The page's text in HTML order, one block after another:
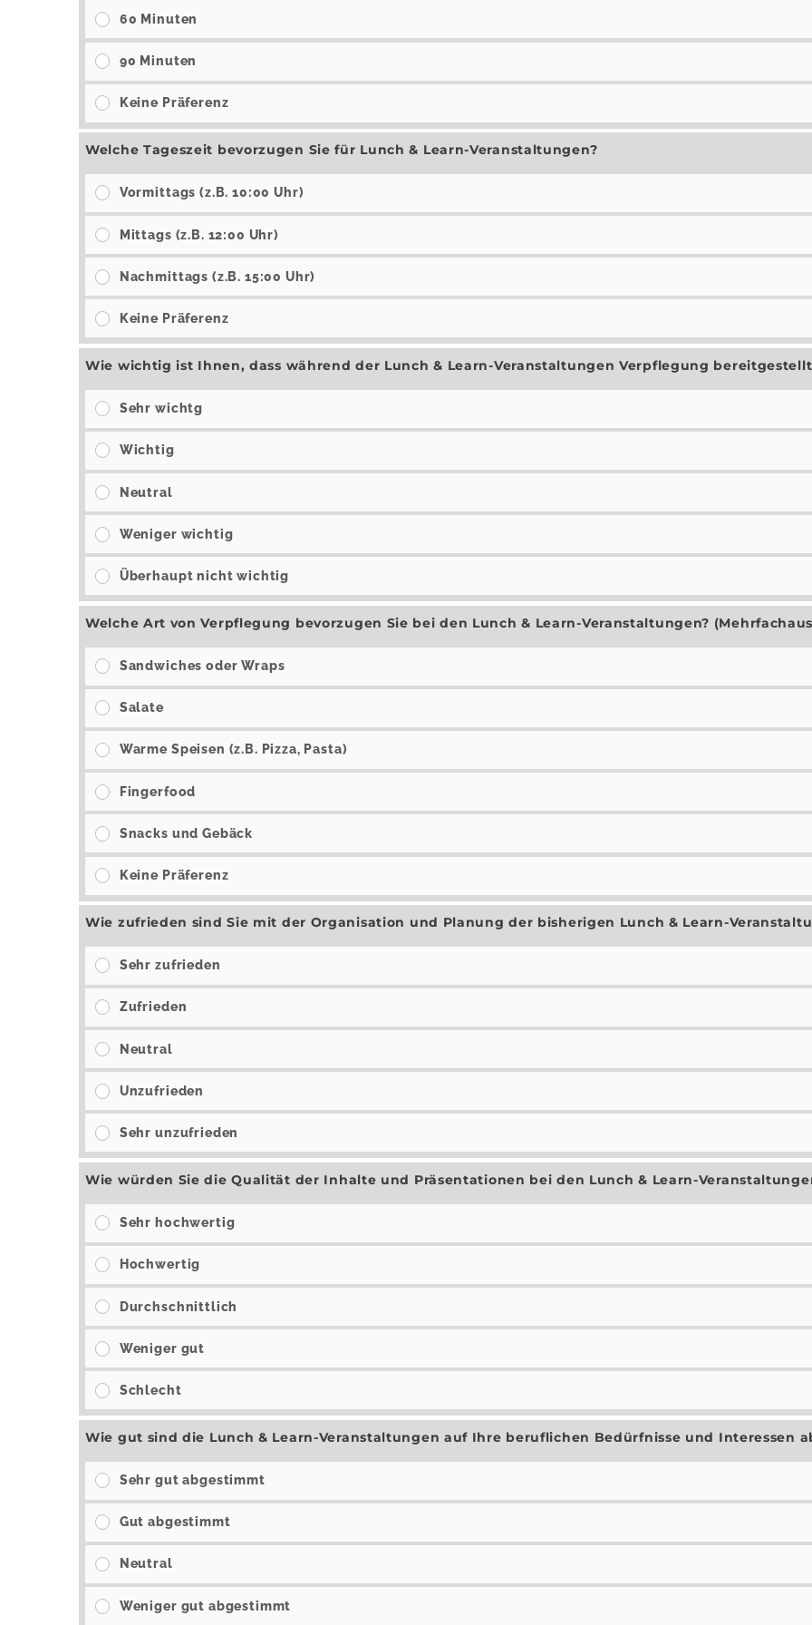
60 Minuten
90 Minuten
Keine Präferenz
Welche Tageszeit bevorzugen Sie für Lunch & Learn-Veranstaltungen?
Vormittags (z.B. 10:00 Uhr)
Mittags (z.B. 12:00 Uhr)
Nachmittags (z.B. 15:00 Uhr)
Keine Präferenz
Wie wichtig ist Ihnen, dass während der Lunch & Learn-Veranstaltungen Verpflegung
Sehr wichtg
Wichtig
Neutral
Weniger wichtig
Überhaupt nicht wichtig
Welche Art von Verpflegung bevorzugen Sie bei den Lunch & Learn-Veranstaltungen?
Sandwiches oder Wraps
Salate
Warme Speisen (z.B. Pizza, Pasta)
Fingerfood
Snacks und Gebäck
Keine Präferenz
Wie zufrieden sind Sie mit der Organisation und Planung der bisherigen Lunch & Learn-
Sehr zufrieden
Zufrieden
Neutral
Unzufrieden
Sehr unzufrieden
Wie würden Sie die Qualität der Inhalte und Präsentationen bei den Lunch & Learn-
Sehr hochwertig
Hochwertig
Durchschnittlich
Weniger gut
Schlecht
Wie gut sind die Lunch & Learn-Veranstaltungen auf Ihre beruflichen Bedürfnisse und Interessen
Sehr gut abgestimmt
Gut abgestimmt
Neutral
Weniger gut abgestimmt